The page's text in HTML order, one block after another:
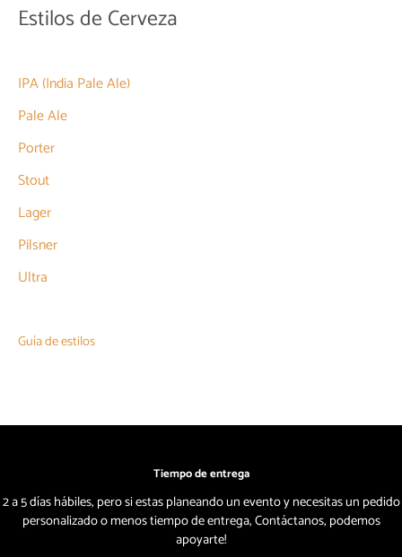
Estilos de Cerveza
IPA (India Pale Ale)
Pale Ale
Porter
Stout
Lager
Pilsner
Ultra
Guía de estilos
Tiempo de entrega
2 a 5 días hábiles, pero si estas planeando un evento y necesitas un pedido
personalizado o menos tiempo de entrega, Contáctanos, podemos
apoyarte!